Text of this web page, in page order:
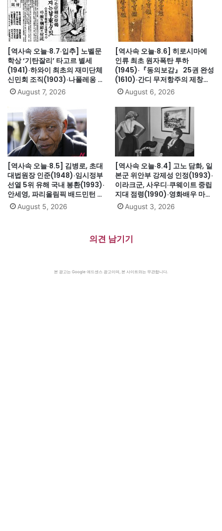
[역사속 오늘·8.7·입추] 노벨문
학상 ‘기탄잘리’ 타고르 별세
(1941)·하와이 최초의 재미단체
신민회 조직(1903)·나폴레옹 세
인트헬레나섬 유배(1815)·英 해
군, 스페인 무적함대 격파
(1588)·美 화성탐사로봇 큐리오
시티 화성 착륙(2012)·日, 화이
트리스트에서 한국 제외(2019)
August 7, 2026
[역사속 오늘·8.6] 히로시마에
인류 최초 원자폭탄 투하
(1945)·『동의보감』 25권 완성
(1610)·간디 무저항주의 제창
(1931)·대전엑스포 개막(1993)·
자메이카, 영국에서 독립(1962)
August 6, 2026
[역사속 오늘·8.5] 김병로, 초대
대법원장 인준(1948)·임시정부
선열 5위 유해 국내 봉환(1993)·
안세영, 파리올림픽 배드민턴 여
자단식 금메달(2024)·하시나 방
글라데시 총리 인도 망명
August 5, 2026
[역사속 오늘·8.4] 고노 담화, 일
본군 위안부 강제성 인정(1993)·
이라크군, 사우디·쿠웨이트 중립
지대 점령(1990)·영화배우 마릴
린 먼로 의문의 죽음(1962)
August 3, 2026
의견 남기기
본 광고는 Google 애드센스 광고이며, 본 사이트와는 무관합니다.